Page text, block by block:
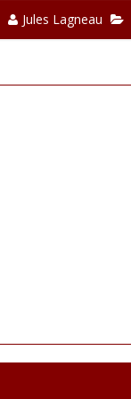
Jules Lagneau